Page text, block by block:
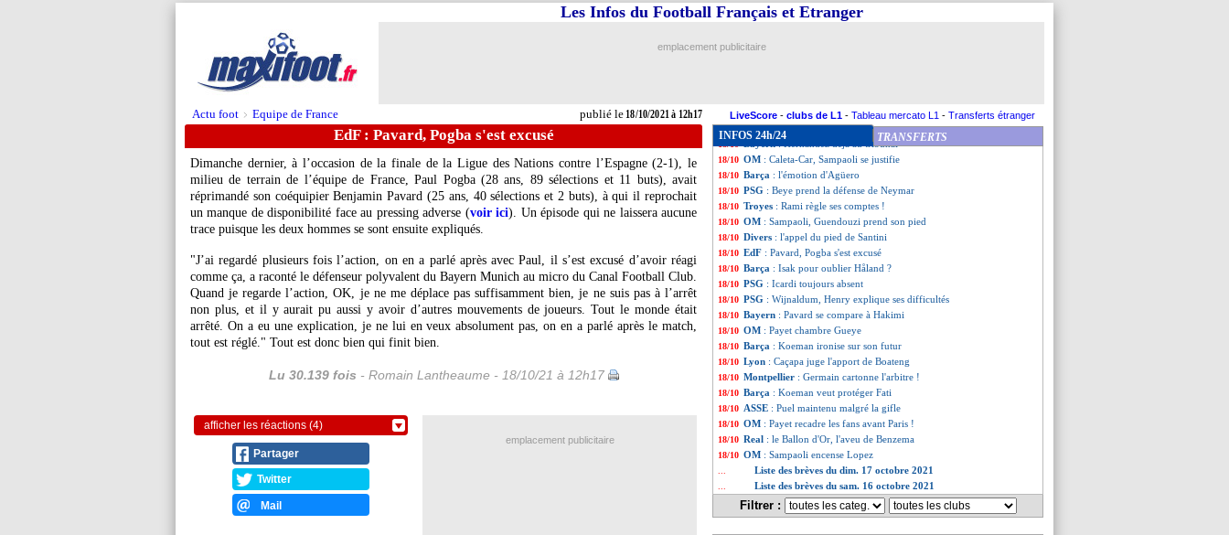
Actu foot > Equipe de France publié le18/10/2021 à 12h17
Les Infos du Football Français et Etranger
emplacement publicitaire
LiveScore - clubs de L1 - Tableau mercato L1 - Transferts étranger
EdF : Pavard, Pogba s'est excusé
Dimanche dernier, à l’occasion de la finale de la Ligue des Nations contre l’Espagne (2-1), le
milieu de terrain de l’équipe de France, Paul Pogba (28 ans, 89 sélections et 11 buts), avait
réprimandé son coéquipier Benjamin Pavard (25 ans, 40 sélections et 2 buts), à qui il reprochait
un manque de disponibilité face au pressing adverse (voir ici). Un épisode qui ne laissera aucune
trace puisque les deux hommes se sont ensuite expliqués.
"J’ai regardé plusieurs fois l’action, on en a parlé après avec Paul, il s’est excusé d’avoir réagi
comme ça, a raconté le défenseur polyvalent du Bayern Munich au micro du Canal Football Club.
Quand je regarde l’action, OK, je ne me déplace pas suffisamment bien, je ne suis pas à l’arrêt
non plus, et il y aurait pu aussi y avoir d’autres mouvements de joueurs. Tout le monde était
arrêté. On a eu une explication, je ne lui en veux absolument pas, on en a parlé après le match,
tout est réglé." Tout est donc bien qui finit bien.
Lu 30.139 fois - Romain Lantheaume - 18/10/21 à 12h17
afficher les réactions (4)
Partager
Twitter
Mail
INFOS 24h/24 TRANSFERTS
18/10 PSG: Kimpembe jure fidélité
18/10 Nîmes: Ferhat vers un départ libre ?
18/10 Bayern
18/10 PSG: Neymar forfait pour Leipzig !
18/10 Leipzig: Marsch se méfie de la MNM
: Hernandez déjà au tribunal
18/10 OM : Caleta-Car, Sampaoli se justifie
18/10 Barça : l'émotion d'Agüero
18/10 PSG : Beye prend la défense de Neymar
18/10 Troyes : Rami règle ses comptes !
18/10 OM : Sampaoli, Guendouzi prend son pied
18/10 Divers : l'appel du pied de Santini
18/10 EdF : Pavard, Pogba s'est excusé
18/10 Barça : Isak pour oublier Håland ?
18/10 PSG : Icardi toujours absent
18/10 PSG : Wijnaldum, Henry explique ses difficultés
18/10 Bayern : Pavard se compare à Hakimi
18/10 OM : Payet chambre Gueye
18/10 Barça : Koeman ironise sur son futur
18/10 Lyon : Caçapa juge l'apport de Boateng
18/10 Montpellier : Germain cartonne l'arbitre !
18/10 Barça : Koeman veut protéger Fati
18/10 ASSE : Puel maintenu malgré la gifle
18/10 OM : Payet recadre les fans avant Paris !
18/10 Real : le Ballon d'Or, l'aveu de Benzema
18/10 OM : Sampaoli encense Lopez
Liste des brèves du dim. 17 octobre 2021
Liste des brèves du sam. 16 octobre 2021
Filtrer :
emplacement publicitaire